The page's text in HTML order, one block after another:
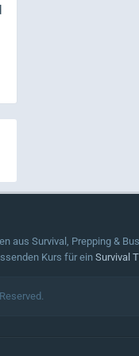
aus Survival, Prepping &
Kurs für ein Survival